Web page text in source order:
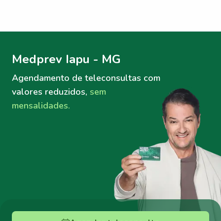
Medprev Iapu - MG
Agendamento de teleconsultas com
valores reduzidos, sem
mensalidades.